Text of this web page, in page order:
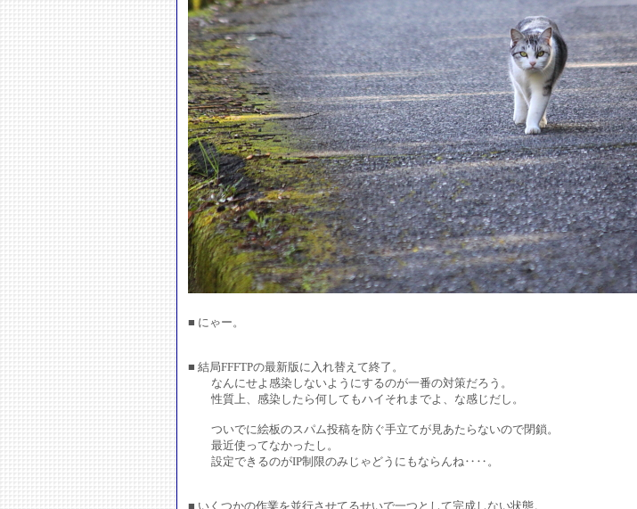
■ にゃー。
■ 結局FFFTPの最新版に入れ替えて終了。
なんにせよ感染しないようにするのが一番の対策だろう。
性質上、感染したら何してもハイそれまでよ、な感じだし。
ついでに絵板のスパム投稿を防ぐ手立てが見あたらないので閉鎖。
最近使ってなかったし。
設定できるのがIP制限のみじゃどうにもならんね‥‥。
■ いくつかの作業を並行させてるせいで一つとして完成しない状態。